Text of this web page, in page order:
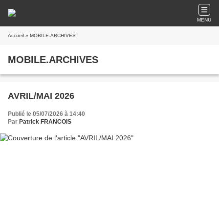
MENU
Accueil » MOBILE.ARCHIVES
MOBILE.ARCHIVES
AVRIL/MAI 2026
Publié le 05/07/2026 à 14:40
Par Patrick FRANCOIS